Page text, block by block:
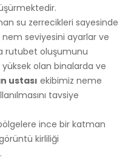
su zerrecikleri sayesinde
seviyesini ayarlar ve
rutubet oluşumunu
yüksek olan binalarda ve
ustası ekibimiz neme
tavsiye
bölgelere ince bir katman
kirliliği